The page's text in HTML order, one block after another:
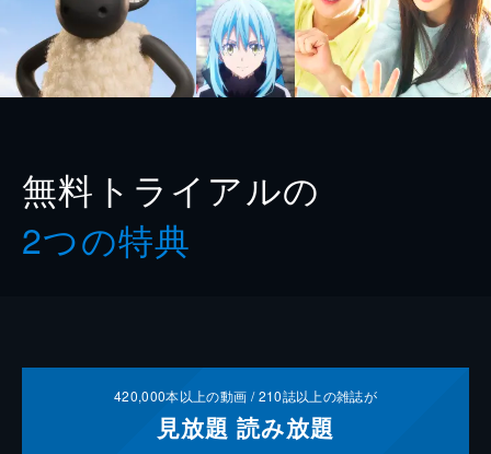
無料トライアルの
2つの特典
420,000本以上の動画 /210誌以上の雑誌が
見放題 読み放題